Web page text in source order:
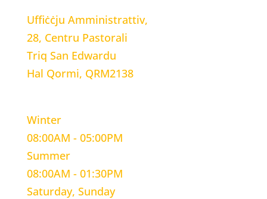
Uffiċċju Amministrattiv,
28, Centru Pastorali
Triq San Edwardu
Hal Qormi, QRM2138
Winter
08:00AM - 05:00PM
Summer
08:00AM - 01:30PM
Saturday, Sunday